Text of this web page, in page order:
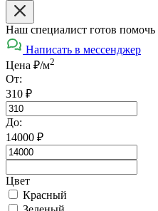
Наш специалист готов
Написать в мессенджер
Цена ₽/м2
От:
310 ₽
До:
14000 ₽
Цвет
Красный